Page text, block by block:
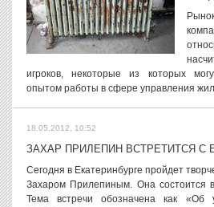
игроков, некоторые из которых
опытом работы в сфере управления
18.05.2012, 10:52
ЗАХАР ПРИЛЕПИН ВСТРЕТИТСЯ С
Сегодня в Екатеринбурге пройдет
Захаром Прилепиным. Она состоится
Тема встречи обозначена как «Об